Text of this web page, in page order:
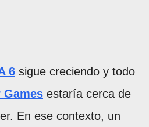
6 sigue creciendo y todo
Games estaría cerca de
En ese contexto, un